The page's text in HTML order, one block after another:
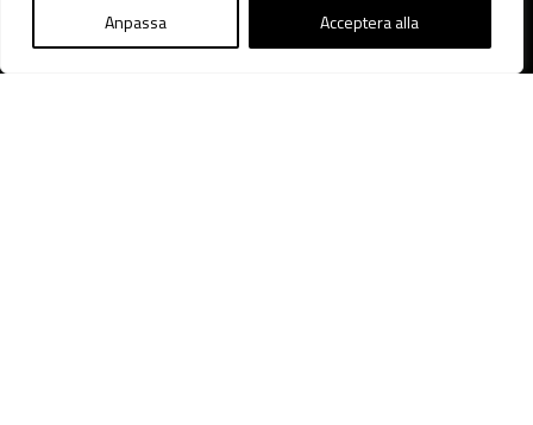
Anpassa Acceptera alla
Felanmälan och support